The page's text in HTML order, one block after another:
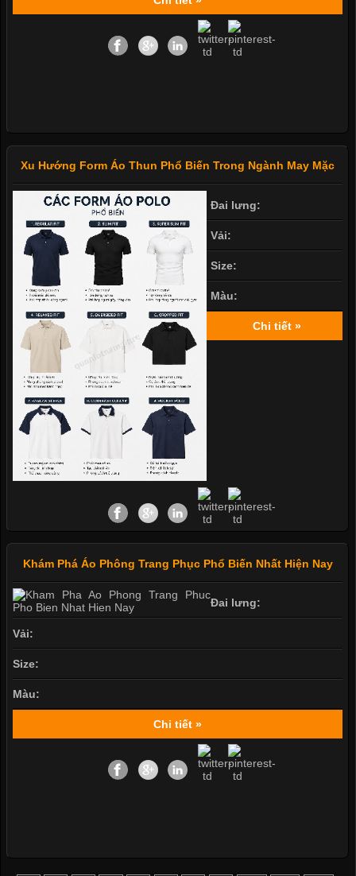
Xu Hướng Form Áo Thun Phổ Biến Trong Ngành May Mặc
Đai lưng:
Vải:
Size:
Màu:
Chi tiết »
Khám Phá Áo Phông Trang Phục Phổ Biến Nhất Hiện Nay
Đai lưng:
Vải:
Size:
Màu:
Chi tiết »